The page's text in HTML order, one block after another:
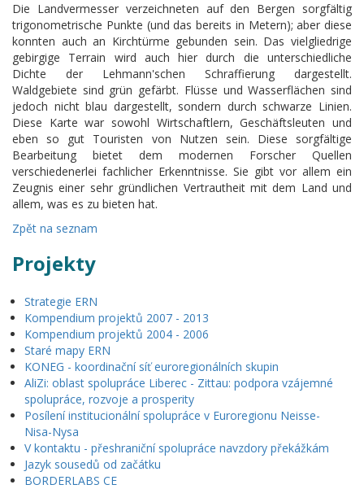
Die Landvermesser verzeichneten auf den Bergen sorgfältig
trigonometrische Punkte (und das bereits in Metern); aber diese
konnten auch an Kirchtürme gebunden sein. Das vielgliedrige
gebirgige Terrain wird auch hier durch die unterschiedliche
Dichte der Lehmann'schen Schraffierung dargestellt.
Waldgebiete sind grün gefärbt. Flüsse und Wasserflächen sind
jedoch nicht blau dargestellt, sondern durch schwarze Linien.
Diese Karte war sowohl Wirtschaftlern, Geschäftsleuten und
eben so gut Touristen von Nutzen sein. Diese sorgfältige
Bearbeitung bietet dem modernen Forscher Quellen
verschiedenerlei fachlicher Erkenntnisse. Sie gibt vor allem ein
Zeugnis einer sehr gründlichen Vertrautheit mit dem Land und
allem, was es zu bieten hat.
Zpět na seznam
Projekty
Strategie ERN
Kompendium projektů 2007 - 2013
Kompendium projektů 2004 - 2006
Staré mapy ERN
KONEG - koordinační síť euroregionálních skupin
AliZi: oblast spolupráce Liberec - Zittau: podpora vzájemné
spolupráce, rozvoje a prosperity
Posílení institucionální spolupráce v Euroregionu Neisse-
Nisa-Nysa
V kontaktu - přeshraniční spolupráce navzdory překážkám
Jazyk sousedů od začátku
BORDERLABS CE